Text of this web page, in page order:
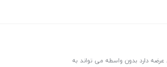
عرضه دارد بدون واسطه می تواند به